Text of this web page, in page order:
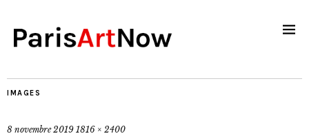
IMAGES
8 novembre 2019 1816 × 2400